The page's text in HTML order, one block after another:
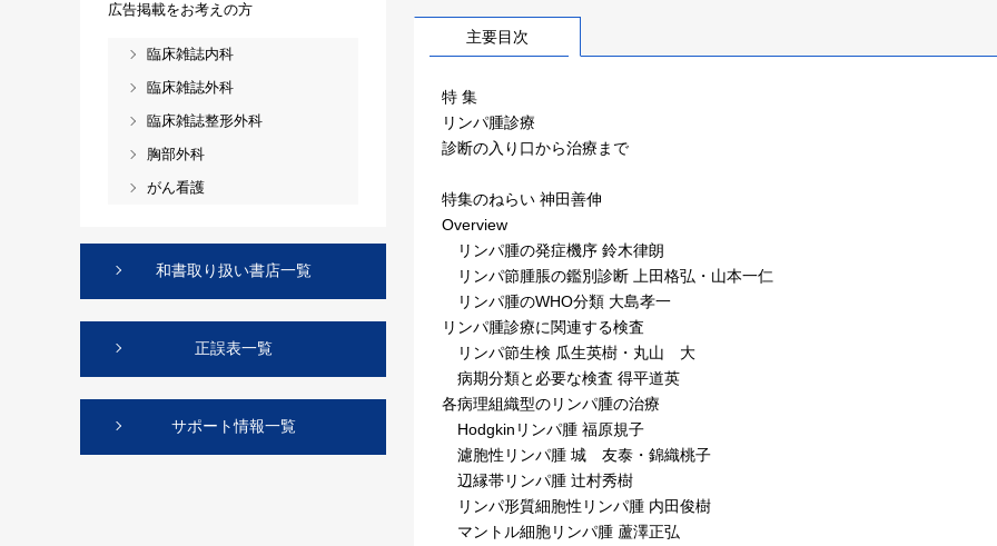
主要目次
特 集
リンパ腫診療
診断の入り口から治療まで
特集のねらい 神田善伸
Overview
リンパ腫の発症機序 鈴木律朗
リンパ節腫脹の鑑別診断 上田格弘・山本一仁
リンパ腫のWHO分類 大島孝一
リンパ腫診療に関連する検査
リンパ節生検 瓜生英樹・丸山 大
病期分類と必要な検査 得平道英
各病理組織型のリンパ腫の治療
Hodgkinリンパ腫 福原規子
濾胞性リンパ腫 城 友泰・錦織桃子
辺縁帯リンパ腫 辻村秀樹
リンパ形質細胞性リンパ腫 内田俊樹
マントル細胞リンパ腫 蘆澤正弘
広告掲載をお考えの方
臨床雑誌内科
臨床雑誌外科
臨床雑誌整形外科
胸部外科
がん看護
和書取り扱い書店一覧
正誤表一覧
サポート情報一覧